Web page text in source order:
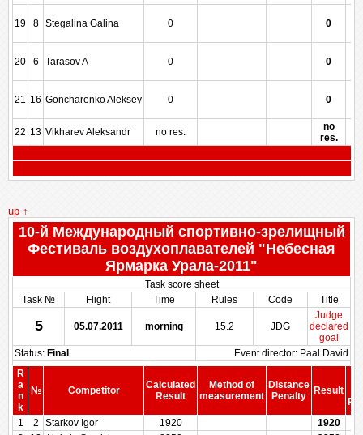
19 8 Stegalina Galina 0 0
20 6 Tarasov A 0 0
21 16 Goncharenko Aleksey 0 0
22 13 Vikharev Aleksandr no res.
no
res.
up ↑
10-й Международный спортивно-зрелищный
Фестиваль воздухоплавателей "Небесная
Ярмарка Урала-2011"
Task score sheet
Task №
Flight Time Rules Code Title
5 05.07.2011 morning 15.2 JDG
Judge
declared
goal
Status: Final
Event director: Paal David
R
a
n
k
№ Competitor
Calculated
Result
Method of
measurement
Distance
Penalty
Result
1
2 Starkov Igor 1920
1920